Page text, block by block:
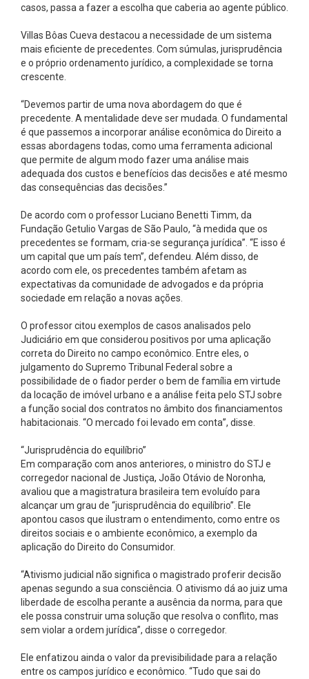
casos, passa a fazer a escolha que caberia ao agente público.
Villas Bôas Cueva destacou a necessidade de um sistema
mais eficiente de precedentes. Com súmulas, jurisprudência
e o próprio ordenamento jurídico, a complexidade se torna
crescente.
“Devemos partir de uma nova abordagem do que é
precedente. A mentalidade deve ser mudada. O fundamental
é que passemos a incorporar análise econômica do Direito a
essas abordagens todas, como uma ferramenta adicional
que permite de algum modo fazer uma análise mais
adequada dos custos e benefícios das decisões e até mesmo
das consequências das decisões.”
De acordo com o professor Luciano Benetti Timm, da
Fundação Getulio Vargas de São Paulo, “à medida que os
precedentes se formam, cria-se segurança jurídica”. “E isso é
um capital que um país tem”, defendeu. Além disso, de
acordo com ele, os precedentes também afetam as
expectativas da comunidade de advogados e da própria
sociedade em relação a novas ações.
O professor citou exemplos de casos analisados pelo
Judiciário em que considerou positivos por uma aplicação
correta do Direito no campo econômico. Entre eles, o
julgamento do Supremo Tribunal Federal sobre a
possibilidade de o fiador perder o bem de família em virtude
da locação de imóvel urbano e a análise feita pelo STJ sobre
a função social dos contratos no âmbito dos financiamentos
habitacionais. “O mercado foi levado em conta”, disse.
“Jurisprudência do equilíbrio”
Em comparação com anos anteriores, o ministro do STJ e
corregedor nacional de Justiça, João Otávio de Noronha,
avaliou que a magistratura brasileira tem evoluído para
alcançar um grau de “jurisprudência do equilíbrio”. Ele
apontou casos que ilustram o entendimento, como entre os
direitos sociais e o ambiente econômico, a exemplo da
aplicação do Direito do Consumidor.
“Ativismo judicial não significa o magistrado proferir decisão
apenas segundo a sua consciência. O ativismo dá ao juiz uma
liberdade de escolha perante a ausência da norma, para que
ele possa construir uma solução que resolva o conflito, mas
sem violar a ordem jurídica”, disse o corregedor.
Ele enfatizou ainda o valor da previsibilidade para a relação
entre os campos jurídico e econômico. “Tudo que sai do